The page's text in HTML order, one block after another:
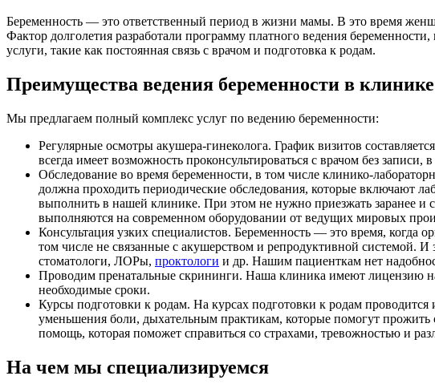
Беременность — это ответственный период в жизни мамы. В это время
Фактор долголетия разработали программу платного ведения
услуги, такие как постоянная связь с врачом и подготовка к родам.
Преимущества ведения беременности в
Мы предлагаем полный комплекс услуг по ведению беременности:
Регулярные осмотры акушера-гинеколога. График визитов
всегда имеет возможность проконсультироваться с врачом без записи,
Обследование во время беременности, в том числе клинико-
должна проходить периодические обследования, которые включают
выполнить в нашей клинике. При этом не нужно приезжать заранее и
выполняются на современном оборудовании от ведущих мировых
Консультация узких специалистов. Беременность — это время,
том числе не связанные с акушерством и репродуктивной системой.
стоматологи, ЛОРы, проктологи и др. Нашим пациенткам нет
Проводим пренатальные скрининги. Наша клиника имеют лицензию
необходимые сроки.
Курсы подготовки к родам. На курсах подготовки к родам
уменьшения боли, дыхательным практикам, которые помогут
помощь, которая поможет справиться со страхами, тревожностью и
На чем мы специализируемся